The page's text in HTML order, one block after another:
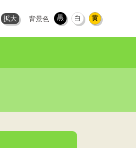
拡大 背景色 黒 白 黄